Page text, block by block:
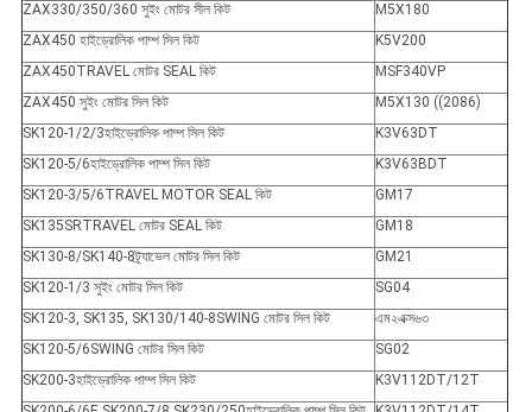
ZAX330/350/360 সুইং মোটর সীল কিট
M5X180
ZAX450 হাইড্রোলিক পাম্প সিল কিট
K5V200
ZAX450TRAVEL মোটর SEAL কিট
MSF340VP
ZAX450 সুইং মোটর সিল কিট
M5X130 ((2086)
SK120-1/2/3হাইড্রোলিক পাম্প সিল কিট
K3V63DT
SK120-5/6হাইড্রোলিক পাম্প সিল কিট
K3V63BDT
SK120-3/5/6TRAVEL MOTOR SEAL কিট
GM17
SK135SRTRAVEL মোটর SEAL কিট
GM18
SK130-8/SK140-8ট্র্যাভেল মোটর সিল কিট
GM21
SK120-1/3 সুইং মোটর সিল কিট
SG04
SK120-3, SK135, SK130/140-8SWING মোটর সিল কিট
এম২এক্স৬৩
SK120-5/6SWING মোটর সিল কিট
SG02
SK200-3হাইড্রোলিক পাম্প সিল কিট
K3V112DT/12T